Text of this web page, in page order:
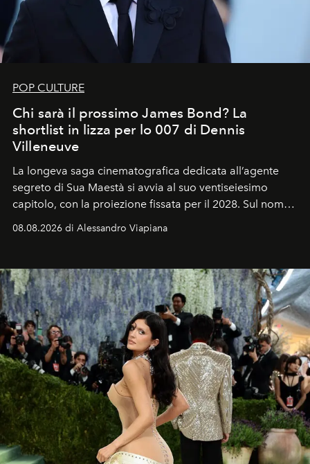
POP CULTURE
Chi sarà il prossimo James Bond? La
shortlist in lizza per lo 007 di Dennis
Villeneuve
La longeva saga cinematografica dedicata all’agente
segreto di Sua Maestà si avvia al suo ventiseiesimo
capitolo, con la proiezione fissata per il 2028. Sul nome
dell’attore chiamato a raccogliere l’eredità di Daniel
Craig, però, regna ancora il più assoluto riserbo.
08.08.2026 di Alessandro Viapiana